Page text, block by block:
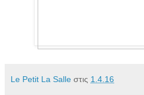
Le Petit La Salle στις 1.4.16